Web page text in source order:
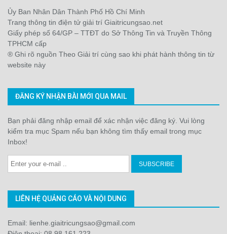
Ủy Ban Nhân Dân Thành Phố Hồ Chí Minh
Trang thông tin điện tử giải trí Giaitricungsao.net
Giấy phép số 64/GP – TTĐT do Sở Thông Tin và Truyền Thông
TPHCM cấp
® Ghi rõ nguồn Theo Giải trí cùng sao khi phát hành thông tin từ
website này
ĐĂNG KÝ NHẬN BÀI MỚI QUA MAIL
Bạn phải đăng nhập email để xác nhận việc đăng ký. Vui lòng
kiểm tra mục Spam nếu bạn không tìm thấy email trong mục
Inbox!
LIÊN HỆ QUẢNG CÁO VÀ NỘI DUNG
Email: lienhe.giaitricungsao@gmail.com